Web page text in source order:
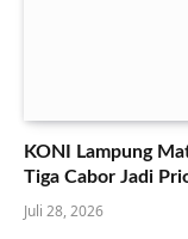
KONI Lampung
Tiga Cabor Jadi
Juli 28, 2026